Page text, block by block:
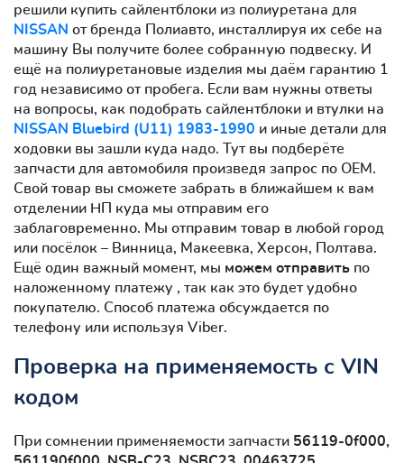
решили купить сайлентблоки из полиуретана для
NISSAN от бренда Полиавто, инсталлируя их себе на
машину Вы получите более собранную подвеску. И
ещё на полиуретановые изделия мы даём гарантию 1
год независимо от пробега. Если вам нужны ответы
на вопросы, как подобрать сайлентблоки и втулки на
NISSAN Bluebird (U11) 1983-1990 и иные детали для
ходовки вы зашли куда надо. Тут вы подберёте
запчасти для автомобиля произведя запрос по OEM.
Свой товар вы сможете забрать в ближайшем к вам
отделении НП куда мы отправим его
заблаговременно. Мы отправим товар в любой город
или посёлок – Винница, Макеевка, Херсон, Полтава.
Ещё один важный момент, мы можем отправить по
наложенному платежу , так как это будет удобно
покупателю. Способ платежа обсуждается по
телефону или используя Viber.
Проверка на применяемость с VIN
кодом
При сомнении применяемости запчасти 56119-0f000,